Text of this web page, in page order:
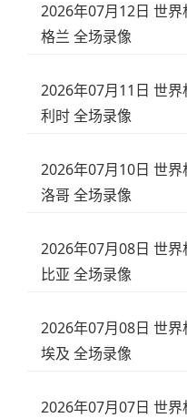
2026年07月12日 世
格兰 全场录像
2026年07月11日 世
利时 全场录像
2026年07月10日 世
洛哥 全场录像
2026年07月08日 世
比亚 全场录像
2026年07月08日 世
埃及 全场录像
2026年07月07日 世